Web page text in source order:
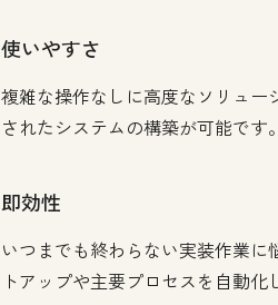
使いやすさ
複雑な操作なしに高度なソリュ
されたシステムの構築が可能です。
即効性
いつまでも終わらない実装作業
トアップや主要プロセスを自動化